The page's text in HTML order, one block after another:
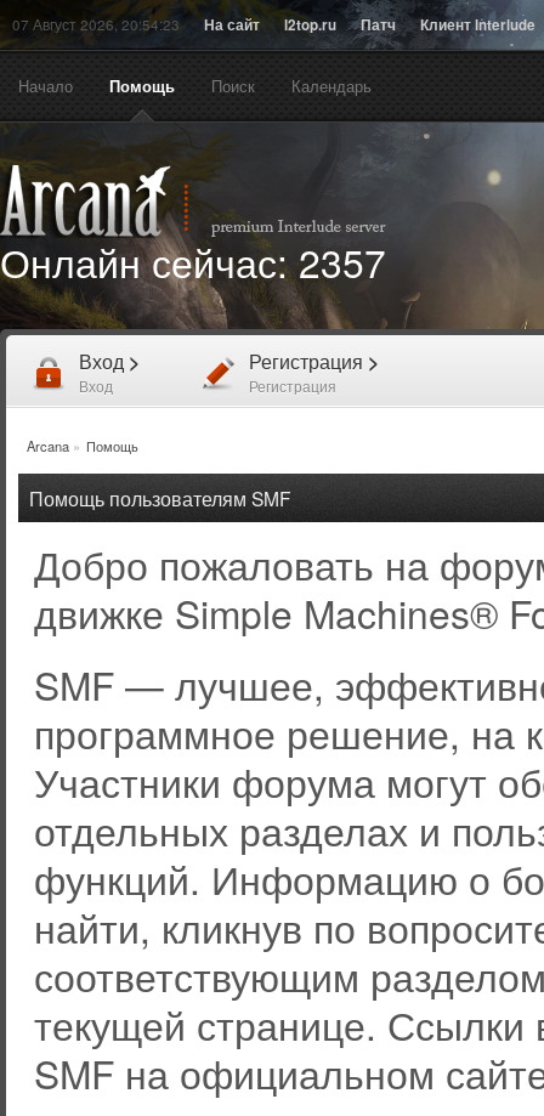
07 Август 2026, 20:54:23 На сайт l2top.ru Патч Клиент Interlude
Начало Помощь Поиск Календарь
Онлайн сейчас:2357
Вход >
Вход
Регистрация >
Регистрация
Arcana» Помощь
Помощь пользователям SMF
Добро пожаловать на
движке Simple Machines®
SMF — лучшее,
программное решение, на
Участники форума могут
отдельных разделах и
функций. Информацию о
найти, кликнув по
соответствующим
текущей странице. Ссылки
SMF на официальном